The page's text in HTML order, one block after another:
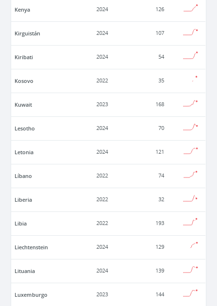
Kenya 2024 126
Kirguistán 2024 107
Kiribati 2024 54
Kosovo 2022 35
Kuwait 2023 168
Lesotho 2024 70
Letonia 2024 121
Líbano 2022 74
Liberia 2022 32
Libia 2022 193
Liechtenstein 2024 129
Lituania 2024 139
Luxemburgo 2023 144